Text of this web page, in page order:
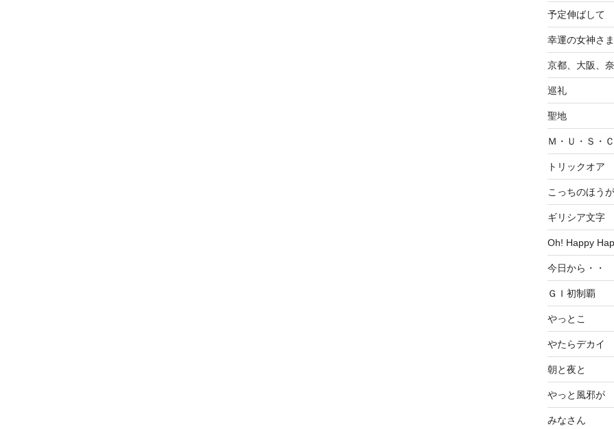
予定伸ばして
幸運の女神さ
京都、大阪、
巡礼
聖地
Ｍ・Ｕ・Ｓ・
トリックオア
こっちのほうが
ギリシア文字
Oh! Happy
今日から・・
ＧＩ初制覇
やっとこ
やたらデカイ
朝と夜と
やっと風邪が
みなさん